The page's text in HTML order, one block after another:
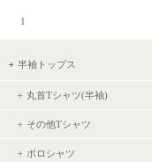
半袖トップス
丸首Tシャツ(半袖)
その他Tシャツ
ポロシャツ
1